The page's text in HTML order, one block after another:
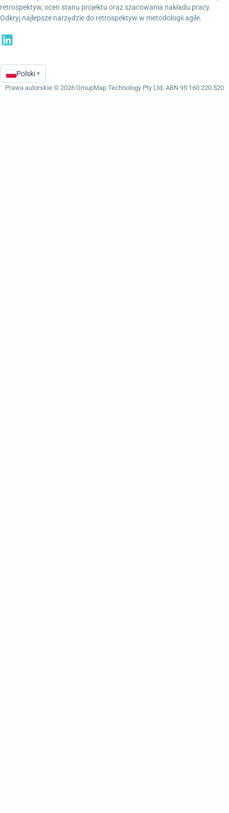
retrospektyw, ocen stanu projektu oraz szacowania nakładu pracy.
Odkryj najlepsze narzędzie do retrospektyw w metodologii agile.
Language
Polski ▾
Prawa autorskie © 2026 GroupMap Technology Pty Ltd. ABN 95 160 220 520